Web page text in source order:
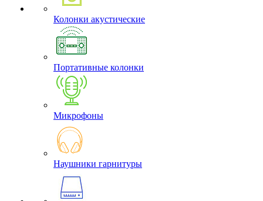
Колонки акустические
Портативные колонки
Микрофоны
Наушники гарнитуры